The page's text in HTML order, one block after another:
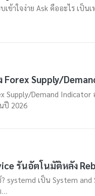
ข้าใจง่าย Ask คืออะไร เป็น
Supply/
Supply/Demand
ปี 2026
รันอัตโนมัติหลัง
systemd เป็น System
…